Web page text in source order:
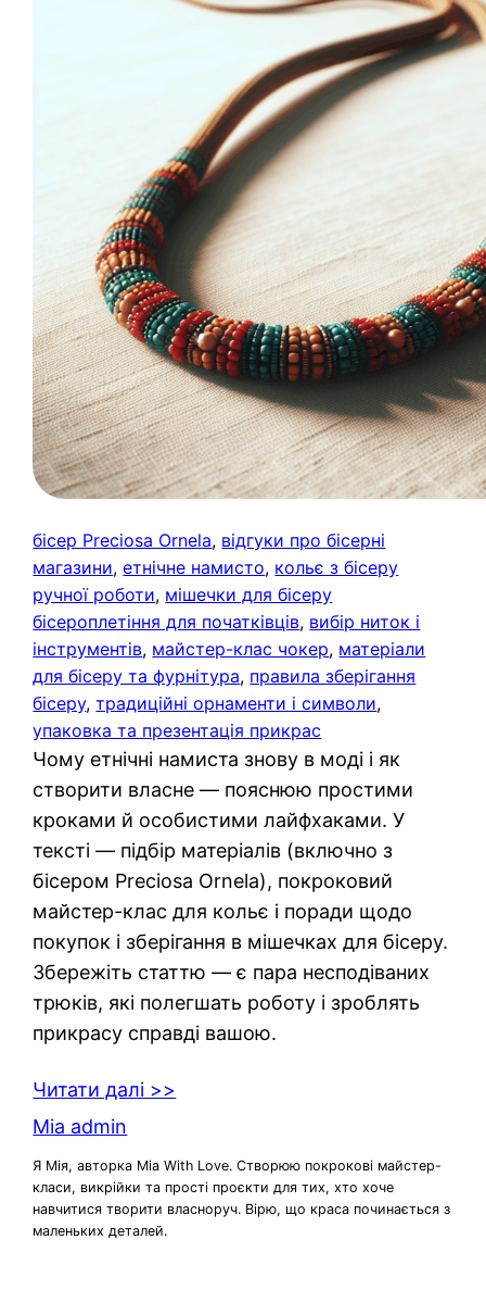
бісер Preciosa Ornela, відгуки про бісерні
магазини, етнічне намисто, кольє з бісеру
ручної роботи, мішечки для бісеру
бісероплетіння для початківців, вибір ниток і
інструментів, майстер-клас чокер, матеріали
для бісеру та фурнітура, правила зберігання
бісеру, традиційні орнаменти і символи
упаковка та презентація прикрас
Чому етнічні намиста знову в моді і як
створити власне — пояснюю простими
кроками й особистими лайфхаками. У
тексті — підбір матеріалів (включно з
бісером Preciosa Ornela), покроковий
майстер-клас для кольє і поради щодо
покупок і зберігання в мішечках для бісеру.
Збережіть статтю — є пара несподіваних
трюків, які полегшать роботу і зроблять
прикрасу справді вашою.
Читати далі >>
Mia admin
Я Мія, авторка Mia With Love. Створюю покрокові майстер-
класи, викрійки та прості проєкти для тих, хто хоче
навчитися творити власноруч. Вірю, що краса починається з
маленьких деталей.